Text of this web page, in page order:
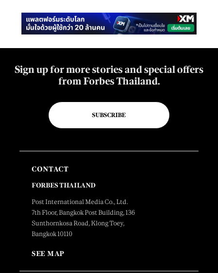
Sign up for more stories and special offers
from Forbes Thailand.
SUBSCRIBE
CONTACT
FORBES THAILAND
Post International Media Co., Ltd.
7th Floor, Bangkok Post Building, 136
Sunthornkosa Road, Klong Toey,
Bangkok 10110
SEE MAP